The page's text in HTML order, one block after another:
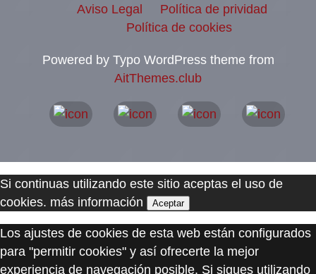
Aviso Legal
Política de prividad
Política de cookies
Powered by Typo WordPress theme from
AitThemes.club
Si continuas utilizando este sitio aceptas el uso de
cookies. más información Aceptar
Los ajustes de cookies de esta web están configurados
para "permitir cookies" y así ofrecerte la mejor
experiencia de navegación posible. Si sigues utilizando